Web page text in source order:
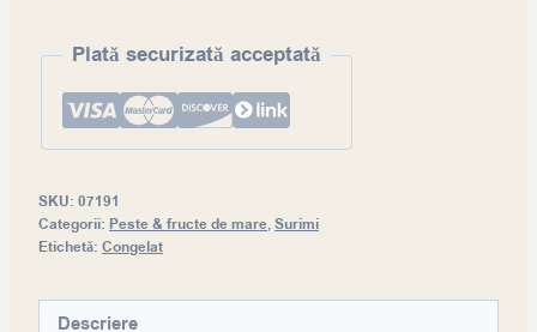
Plată securizată acceptată
SKU: 07191
Categorii: Peste & fructe de mare,Surimi
Etichetă: Congelat
Descriere